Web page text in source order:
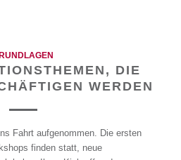
DIE
WERDEN
Fahrt aufgenommen. Die ersten
finden statt, neue